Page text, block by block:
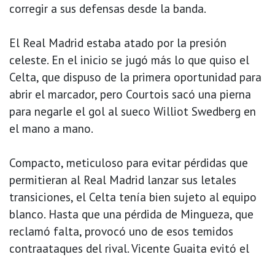
corregir a sus defensas desde la banda.
El Real Madrid estaba atado por la presión
celeste. En el inicio se jugó más lo que quiso el
Celta, que dispuso de la primera oportunidad para
abrir el marcador, pero Courtois sacó una pierna
para negarle el gol al sueco Williot Swedberg en
el mano a mano.
Compacto, meticuloso para evitar pérdidas que
permitieran al Real Madrid lanzar sus letales
transiciones, el Celta tenía bien sujeto al equipo
blanco. Hasta que una pérdida de Mingueza, que
reclamó falta, provocó uno de esos temidos
contraataques del rival. Vicente Guaita evitó el